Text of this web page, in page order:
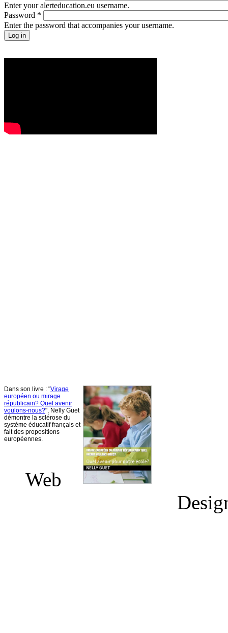
Enter your alerteducation.eu username.
Password *
Enter the password that accompanies your username.
Dans son livre : "Virage
européen ou mirage
républicain? Quel avenir
voulons-nous?", Nelly Guet
démontre la sclérose du
système éducatif français et
fait des propositions
européennes.
Web